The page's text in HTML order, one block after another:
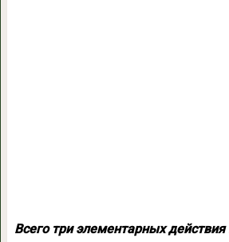
Всего три элементарных